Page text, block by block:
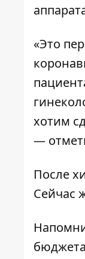
«Это
хотим
—
После
Сейчас